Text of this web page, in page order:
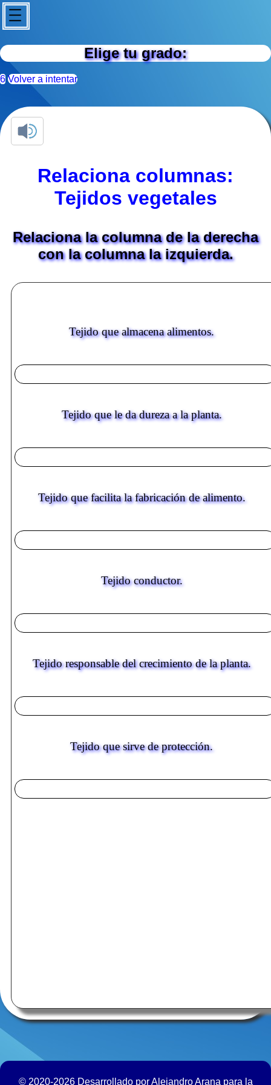
Elige tu grado:
6 Volver a intentar
Relaciona columnas:
Tejidos vegetales
Relaciona la columna de la derecha
con la columna la izquierda.
© 2020-2026 Desarrollado por Alejandro Arana para la